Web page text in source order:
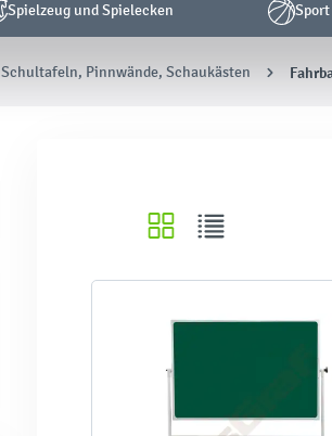
Spielzeug und Spielecken
Schultafeln, Pinnwände, Schaukästen